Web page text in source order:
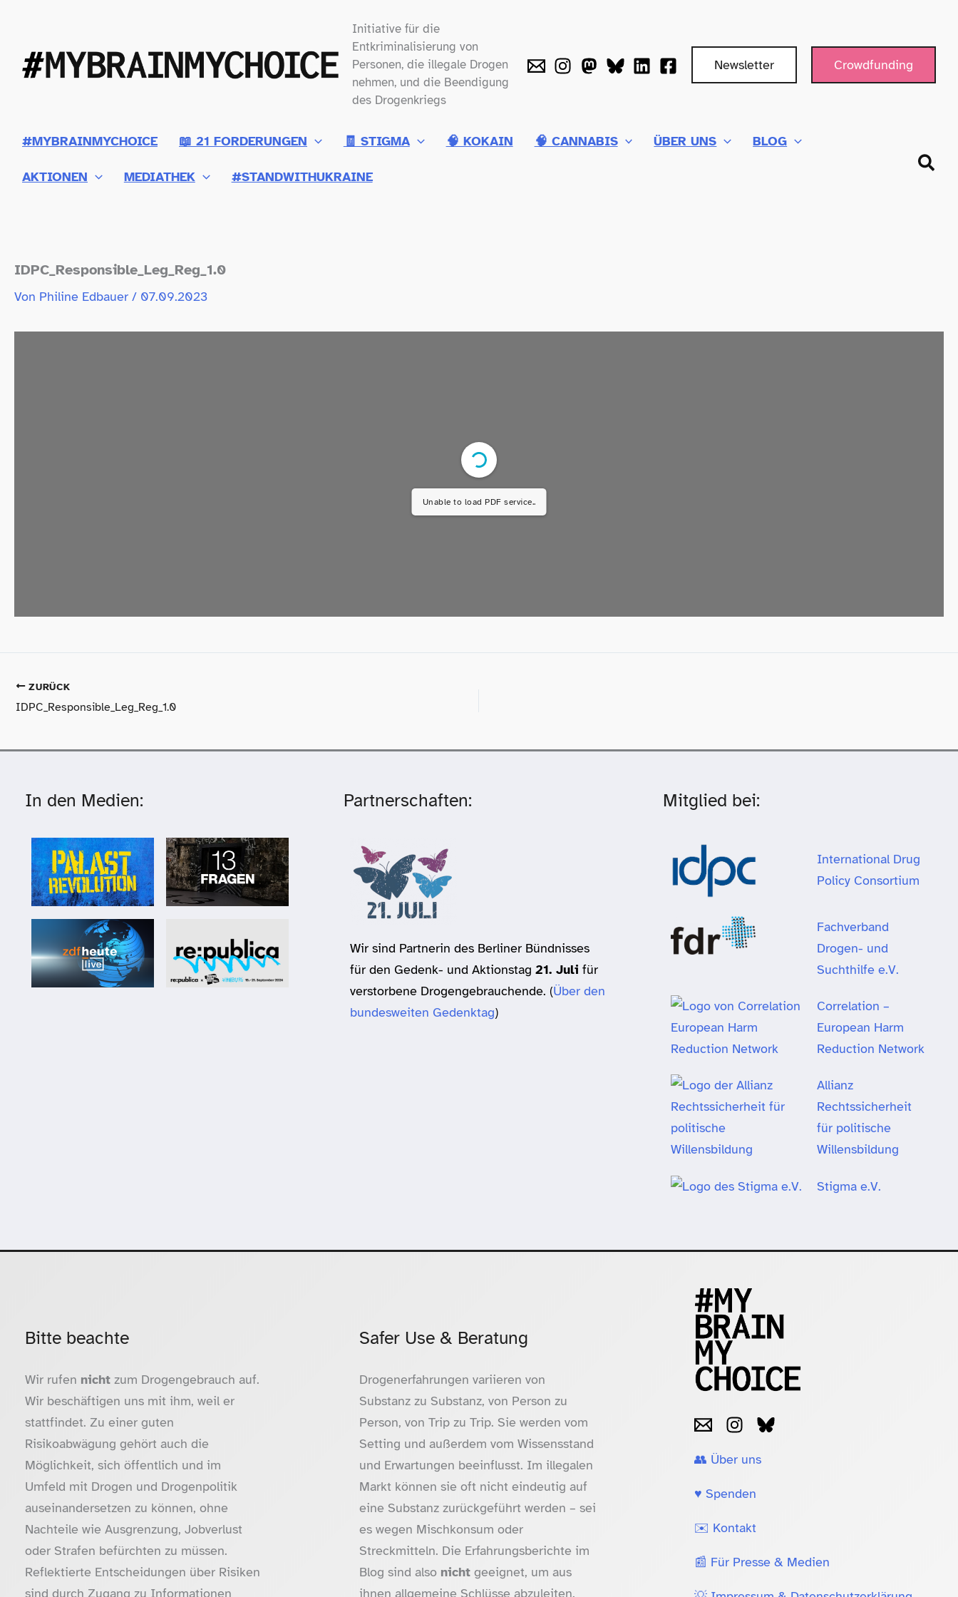
springen
Initiative für die
Entkriminalisierung von
Personen, die illegale Drogen
nehmen, und die Beendigung
des Drogenkriegs
Newsletter Crowdfunding
#MYBRAINMYCHOICE 📖 21 FORDERUNGEN 🧾 STIGMA 🧠 KOKAIN 🧠 CANNABIS ÜBER UNS BLOG
AKTIONEN MEDIATHEK #STANDWITHUKRAINE
IDPC_Responsible_Leg_Reg_1.0
Von Philine Edbauer / 07.09.2023
Unable to load PDF service..
ZURÜCK
IDPC_Responsible_Leg_Reg_1.0
In den Medien: Partnerschaften:
Wir sind Partnerin des Berliner Bündnisses
für den Gedenk- und Aktionstag21. Juli für
verstorbene Drogengebrauchende. (Über den
bundesweiten Gedenktag)
Mitglied bei:
International Drug
Policy Consortium
Fachverband
Drogen- und
Suchthilfe e.V.
Correlation –
European Harm
Reduction Network
Allianz
Rechtssicherheit
für politische
Willensbildung
Stigma e.V.
Bitte beachte
Wir rufen nicht zum Drogengebrauch auf.
Wir beschäftigen uns mit ihm, weil er
stattfindet. Zu einer guten
Risikoabwägung gehört auch die
Möglichkeit, sich öffentlich und im
Umfeld mit Drogen und Drogenpolitik
auseinandersetzen zu können, ohne
Nachteile wie Ausgrenzung, Jobverlust
oder Strafen befürchten zu müssen.
Reflektierte Entscheidungen über Risiken
sind durch Zugang zu Informationen
Safer Use & Beratung
Drogenerfahrungen variieren von
Substanz zu Substanz, von Person zu
Person, von Trip zu Trip. Sie werden vom
Setting und außerdem vom Wissensstand
und Erwartungen beeinflusst. Im illegalen
Markt können sie oft nicht eindeutig auf
eine Substanz zurückgeführt werden – sei
es wegen Mischkonsum oder
Streckmitteln. Die Erfahrungsberichte im
Blog sind also nicht geeignet, um aus
ihnen allgemeine Schlüsse abzuleiten.
👥 Über uns
♥️ Spenden
✉️ Kontakt
📰 Für Presse & Medien